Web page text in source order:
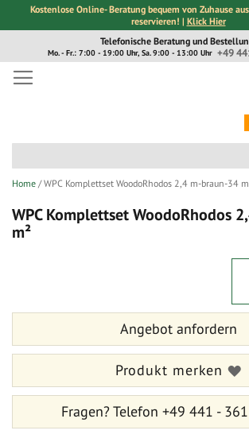
Kostenlose Online- Beratung bequem von Zuhause
reservieren! | Klick Hier
Inhalt
Telefonische Beratung und
+49
Mo. - Fr.: 7:00 - 19:00 Uhr, Sa. 9:00 - 13:00 Uhr
Home WPC Komplettset WoodoRhodos 2,4 m-braun-34
WPC Komplettset WoodoRhodos
m²
Bildergalerie
Bildergalerie
Angebot anfordern
Produkt merken
Fragen?Telefon +49 441 -